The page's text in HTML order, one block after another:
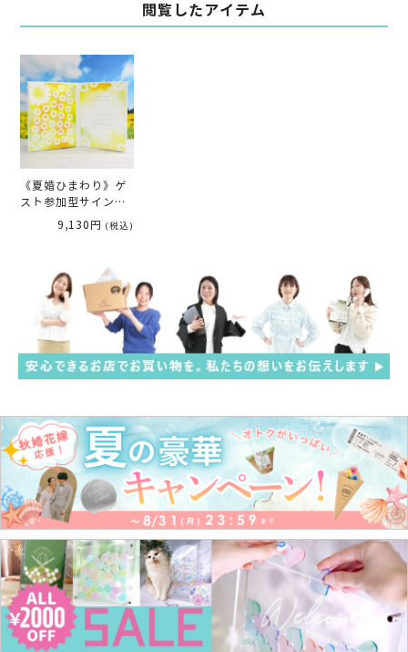
閲覧したアイテム
《夏婚ひまわり》ゲ
スト参加型サイン式
結婚証明書「ロッテ
ィサマー」
9,130円 (税込)